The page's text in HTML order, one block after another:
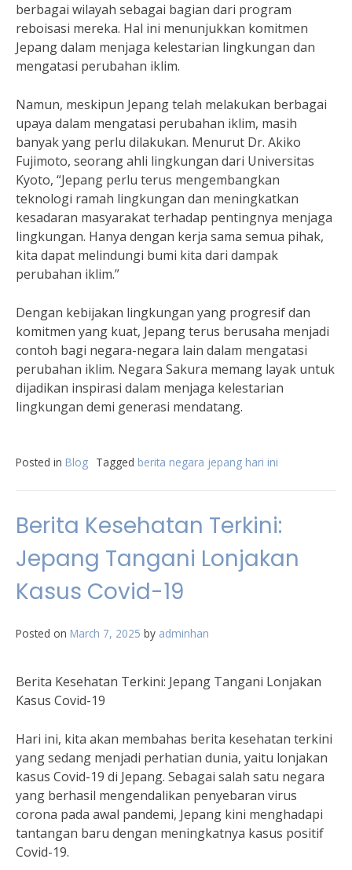
berbagai wilayah sebagai bagian dari program
reboisasi mereka. Hal ini menunjukkan komitmen
Jepang dalam menjaga kelestarian lingkungan dan
mengatasi perubahan iklim.
Namun, meskipun Jepang telah melakukan berbagai
upaya dalam mengatasi perubahan iklim, masih
banyak yang perlu dilakukan. Menurut Dr. Akiko
Fujimoto, seorang ahli lingkungan dari Universitas
Kyoto, “Jepang perlu terus mengembangkan
teknologi ramah lingkungan dan meningkatkan
kesadaran masyarakat terhadap pentingnya menjaga
lingkungan. Hanya dengan kerja sama semua pihak,
kita dapat melindungi bumi kita dari dampak
perubahan iklim.”
Dengan kebijakan lingkungan yang progresif dan
komitmen yang kuat, Jepang terus berusaha menjadi
contoh bagi negara-negara lain dalam mengatasi
perubahan iklim. Negara Sakura memang layak untuk
dijadikan inspirasi dalam menjaga kelestarian
lingkungan demi generasi mendatang.
Posted in Blog Tagged berita negara jepang hari ini
Berita Kesehatan Terkini:
Jepang Tangani Lonjakan
Kasus Covid-19
Posted on March 7, 2025 by adminhan
Berita Kesehatan Terkini: Jepang Tangani Lonjakan
Kasus Covid-19
Hari ini, kita akan membahas berita kesehatan terkini
yang sedang menjadi perhatian dunia, yaitu lonjakan
kasus Covid-19 di Jepang. Sebagai salah satu negara
yang berhasil mengendalikan penyebaran virus
corona pada awal pandemi, Jepang kini menghadapi
tantangan baru dengan meningkatnya kasus positif
Covid-19.